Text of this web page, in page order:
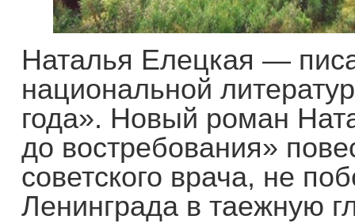
Наталья Елецкая —
национальной
года». Новый роман
до востребования»
советского врача, не
Ленинграда в таежную